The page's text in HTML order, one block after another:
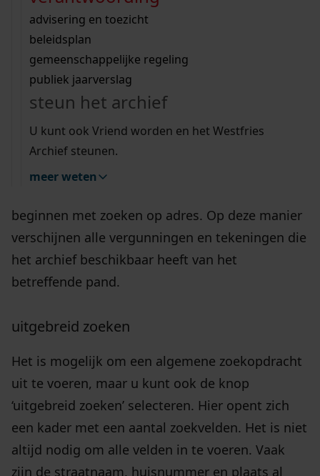
bouwvergunningen
omgevingsvergunningen
vergunningen
beeld en geluid
uitleg nodig?
Wij helpen u op weg met een aantal zoektips.
bekijk alle zoektips
Wij helpen u op weg met een aantal zoektips.
bekijk alle zoektips
bekijk ons geschiedenislokaal
advisering en toezicht
beleidsplan
gemeenschappelijke regeling
publiek jaarverslag
steun het archief
U kunt ook Vriend worden en het Westfries
Archief steunen.
meer weten
bouwdossiers
In onze rubriek ‘bouwtekeningen
bouwdossiers, milieu- en
hinderwetvergunningen die het Westfries
Archief in beheer heeft. Deze dossiers zijn
gekoppeld aan het adres waar de (ver)bouw
beginnen met zoeken op adres. Op deze manier
verschijnen alle vergunningen en tekeningen die
het archief beschikbaar heeft van het
betreffende pand.
uitgebreid zoeken
Het is mogelijk om een algemene zoekopdracht
uit te voeren, maar u kunt ook de knop
‘uitgebreid zoeken’ selecteren. Hier opent zich
een kader met een aantal zoekvelden. Het is niet
altijd nodig om alle velden in te voeren. Vaak
zijn de straatnaam, huisnummer en plaats al